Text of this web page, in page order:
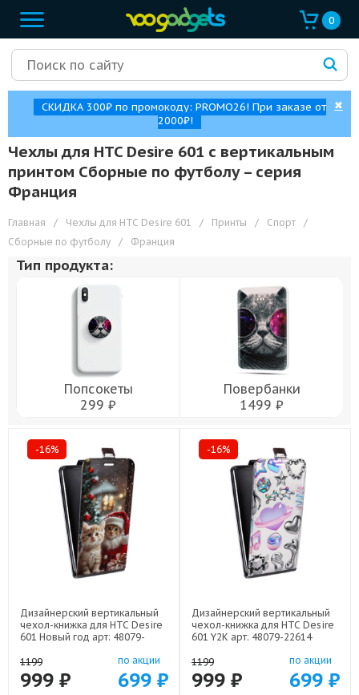
0
СКИДКА 300₽ по промокоду: PROMO26! При заказе от
2000₽!
✖
Чехлы для HTC Desire 601 с вертикальным
принтом Сборные по футболу – cерия
Франция
Главная / Чехлы для HTC Desire 601 / Принты / Спорт
/
Сборные по футболу
/ Франция
Тип продукта:
Попсокеты
299 ₽
Повербанки
1499 ₽
-16%
Дизайнерский вертикальный
чехол-книжка для HTC Desire
601 Новый год арт: 48079-
1199
999 ₽
по акции
699 ₽
-16%
Дизайнерский вертикальный
чехол-книжка для HTC Desire
601 Y2K арт: 48079-22614
1199
999 ₽
по акции
699 ₽